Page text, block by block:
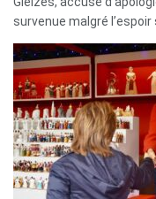
survenue malgré l’espoir